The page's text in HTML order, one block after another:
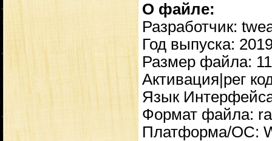
О файле:
Разработчик:
Год выпуска:
Размер файла:
Активация|рег
Язык
Формат файла:
Платформа/ОС: